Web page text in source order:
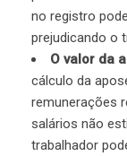
no registro
prejudicando o
O valor da
cálculo da
remunerações
salários não
trabalhador